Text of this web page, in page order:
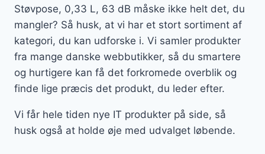
Støvpose, 0,33 L, 63 dB måske ikke helt det, du
mangler? Så husk, at vi har et stort sortiment af
kategori, du kan udforske i. Vi samler produkter
fra mange danske webbutikker, så du smartere
og hurtigere kan få det forkromede overblik og
finde lige præcis det produkt, du leder efter.
Vi får hele tiden nye IT produkter på side, så
husk også at holde øje med udvalget løbende.